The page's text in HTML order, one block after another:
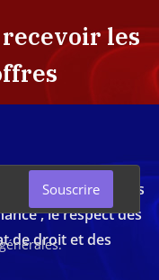
les
Souscrire
engagé dans
, le respect des
de droit et des